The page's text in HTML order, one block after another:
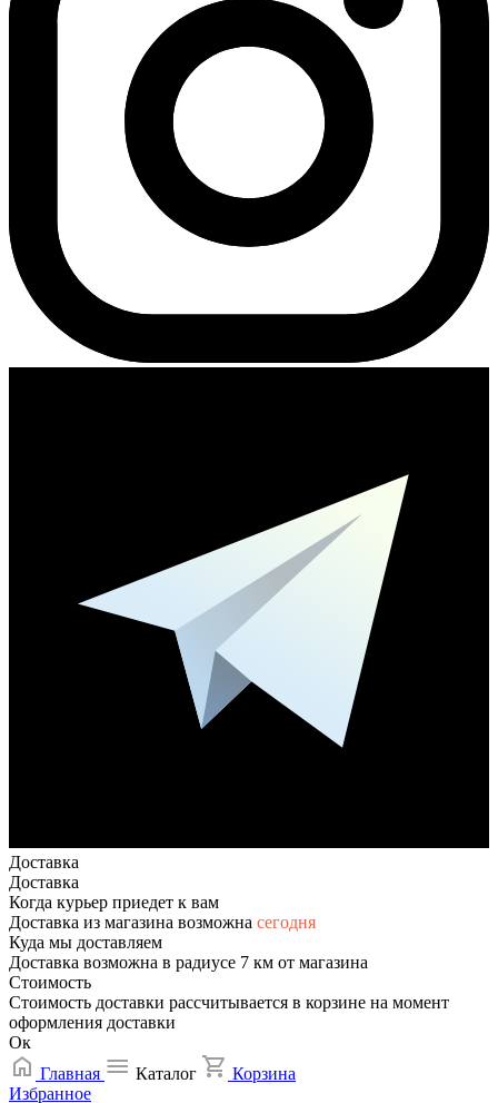
Доставка
Доставка
Когда курьер приедет к вам
Доставка из магазина возможна сегодня
Куда мы доставляем
Доставка возможна в радиусе 7 км от магазина
Стоимость
Стоимость доставки рассчитывается в корзине на момент
оформления доставки
Ок
Главная
Каталог
Корзина
Избранное